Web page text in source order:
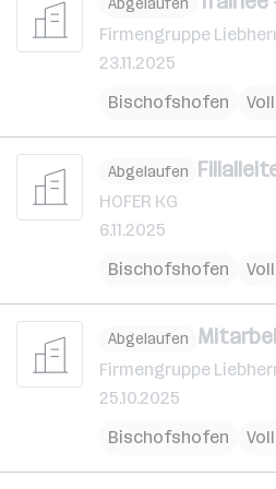
Abgelaufen
Firmengruppe
23.11.2025
Bischofshofen
Abgelaufen
HOFER KG
6.11.2025
Bischofshofen
Abgelaufen
Firmengruppe
25.10.2025
Bischofshofen